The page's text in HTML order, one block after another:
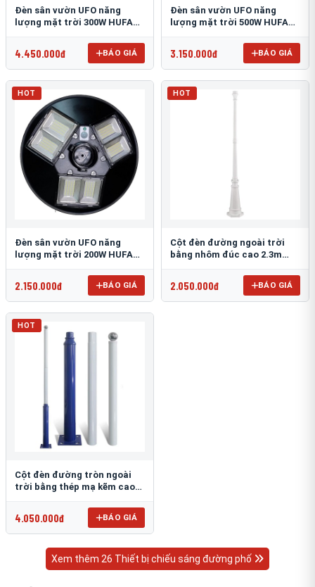
Đèn sân vườn UFO năng
lượng mặt trời 300W HUFA
4.450.000đ BÁO GIÁ
Đèn sân vườn UFO năng
lượng mặt trời 500W HUFA
3.150.000đ BÁO GIÁ
HOT
Đèn sân vườn UFO năng
lượng mặt trời 200W HUFA
2.150.000đ BÁO GIÁ
HOT
Cột đèn đường ngoài trời
bằng nhôm đúc cao 2.3m
2.050.000đ BÁO GIÁ
HOT
Cột đèn đường tròn ngoài
trời bằng thép mạ kẽm cao
4.050.000đ BÁO GIÁ
Xem thêm 26 Thiết bị chiếu sáng đường phố